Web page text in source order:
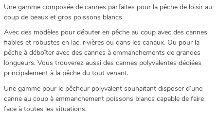
Une gamme composée de cannes parfaites pour la pêche de loisir au
coup de beaux et gros poissons blancs.
Avec des modèles pour débuter en pêche au coup avec des cannes
fiables et robustes en lac, rivières ou dans les canaux. Ou pour la
pêche à déboîter avec des cannes à emmanchements de grandes
longueurs. Vous trouverez aussi des cannes polyvalentes dédiées
principalement à la pêche du tout venant.
Une gamme pour le pêcheur polyvalent souhaitant disposer d’une
canne au coup à emmanchement poissons blancs capable de faire
face à toutes les situations.